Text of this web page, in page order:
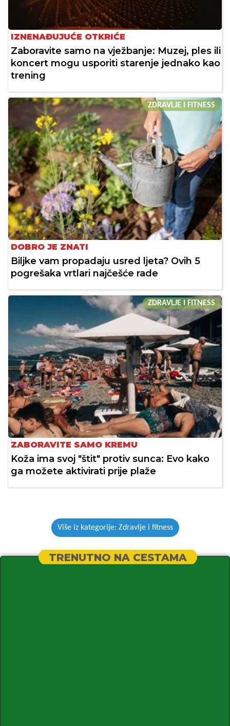
IZNENAĐUJUĆE OTKRIĆE
Zaboravite samo na vježbanje: Muzej, ples ili
koncert mogu usporiti starenje jednako kao
trening
ZDRAVLJE I FITNESS
DOBRO JE ZNATI
Biljke vam propadaju usred ljeta? Ovih 5
pogrešaka vrtlari najčešće rade
ZDRAVLJE I FITNESS
ZABORAVITE SAMO KREMU
Koža ima svoj "štit" protiv sunca: Evo kako
ga možete aktivirati prije plaže
Više iz kategorije: Zdravlje i fitness
TRENUTNO NA CESTAMA